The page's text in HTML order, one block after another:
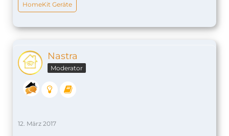
HomeKit Geräte
Nastra
Moderator
12. März 2017